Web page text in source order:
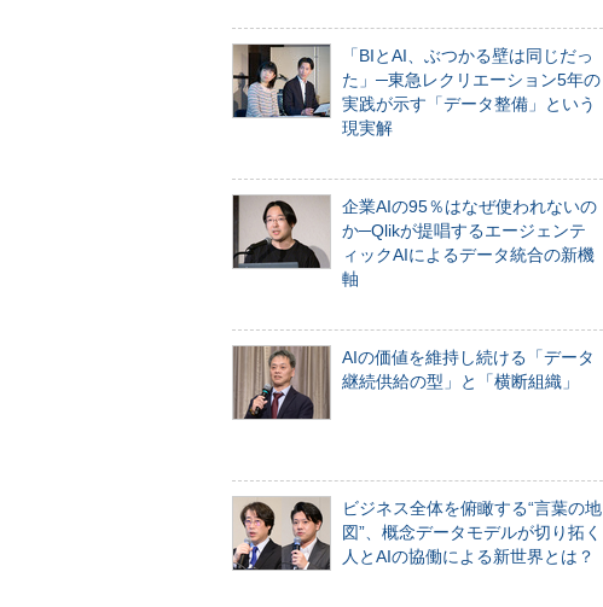
「BIとAI、ぶつかる壁は同じだっ
た」─東急レクリエーション5年の
実践が示す「データ整備」という
現実解
企業AIの95％はなぜ使われないの
か─Qlikが提唱するエージェンテ
ィックAIによるデータ統合の新機
軸
AIの価値を維持し続ける「データ
継続供給の型」と「横断組織」
ビジネス全体を俯瞰する“言葉の地
図”、概念データモデルが切り拓く
人とAIの協働による新世界とは？